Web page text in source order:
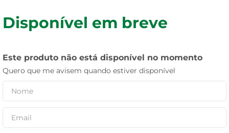
Disponível em breve
Este produto não está disponível no momento
Quero que me avisem quando estiver disponível